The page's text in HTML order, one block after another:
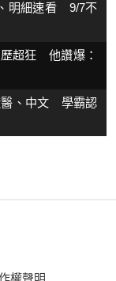
明細速看 9/7不
超狂 他讚爆：
醫、中文 學霸認